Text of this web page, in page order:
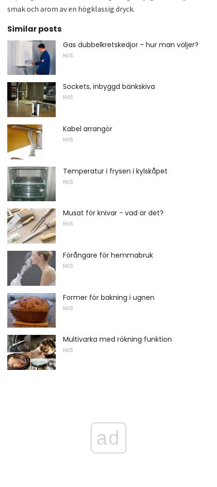
smak och arom av en högklassig dryck.
Similar posts
Gas dubbelkretskedjor - hur man väljer?
HUS
Sockets, inbyggd bänkskiva
HUS
Kabel arrangör
HUS
Temperatur i frysen i kylskåpet
HUS
Musat för knivar - vad är det?
HUS
Förångare för hemmabruk
HUS
Former för bakning i ugnen
HUS
Multivarka med rökning funktion
HUS
ad